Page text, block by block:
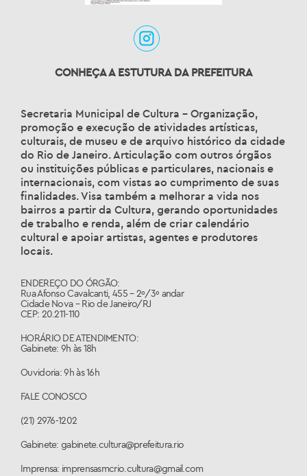
CONHEÇA A ESTUTURA DA PREFEITURA
Secretaria Municipal de Cultura – Organização,
promoção e execução de atividades artísticas,
culturais, de museu e de arquivo histórico da cidade
do Rio de Janeiro. Articulação com outros órgãos
ou instituições públicas e particulares, nacionais e
internacionais, com vistas ao cumprimento de suas
finalidades. Visa também a melhorar a vida nos
bairros a partir da Cultura, gerando oportunidades
de trabalho e renda, além de criar calendário
cultural e apoiar artistas, agentes e produtores
locais.
ENDEREÇO DO ÓRGÃO:
Rua Afonso Cavalcanti, 455 – 2º/3º andar
Cidade Nova – Rio de Janeiro/RJ
CEP: 20.211-110
HORÁRIO DE ATENDIMENTO:
Gabinete: 9h às 18h
Ouvidoria: 9h às 16h
FALE CONOSCO
(21) 2976-1202
Gabinete: gabinete.cultura@prefeitura.rio
Imprensa: imprensasmcrio.cultura@gmail.com